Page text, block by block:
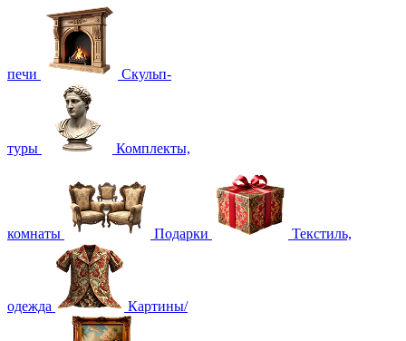
печи Скульп-
туры Комплекты,
комнаты Подарки Текстиль,
одежда Картины/